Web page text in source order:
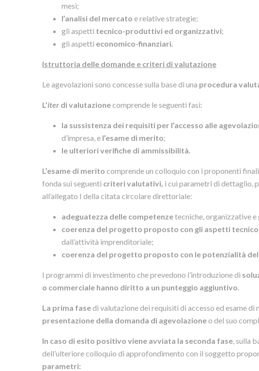
mesi;
l’analisi del mercatoe relative strategie;
gli aspetti tecnico-produttivi ed organizzativi;
gli aspetti economico-finanziari.
Istruttoria delle domande e criteri di valutazione
Le agevolazioni sono concesse sulla base di una procedura
L’iter di valutazionecomprende le seguenti fasi:
la sussistenza dei requisiti per l’accesso alle
d’impresa, e l’esame di merito;
le ulteriori verifiche di ammissibilità.
L’esame di merito comprende un colloquio con i proponenti
fonda sui seguenti criteri valutativi i cui parametri di dettaglio,
all’allegato I della citata circolare direttoriale:
adeguatezza delle competenzetecniche, organizzative
coerenza del progetto proposto con gli aspetti
dall’attività imprenditoriale;
coerenza del progetto proposto con le potenzialità
I programmi di investimento che prevedono l’introduzione di
o commerciale hanno diritto a un punteggio aggiuntivo
La prima fasedi valutazione dei requisiti di accesso ed esame di
presentazione della domanda di agevolazioneo del suo
In caso di esito positivo viene avviata la seconda fase , sulla
dell’ulteriore colloquio di approfondimento con il soggetto
parametri: